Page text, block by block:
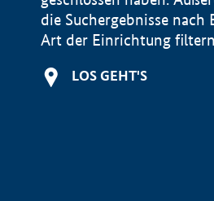
die Suchergebnisse nach
Art der Einrichtung
LOS GEHT'S